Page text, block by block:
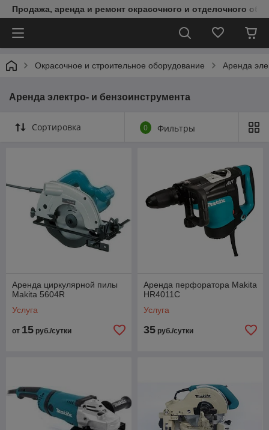
Продажа, аренда и ремонт окрасочного и отделочного
Окрасочное и строительное оборудование Аренда
Аренда электро- и бензоинструмента
Сортировка 0 Фильтры
Аренда циркулярной пилы
Makita 5604R
Услуга
от 15 руб./сутки
Аренда перфоратора Makita
HR4011C
Услуга
35 руб./сутки